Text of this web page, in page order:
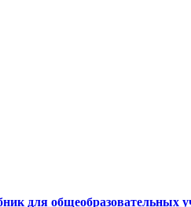
для общеобразовательных